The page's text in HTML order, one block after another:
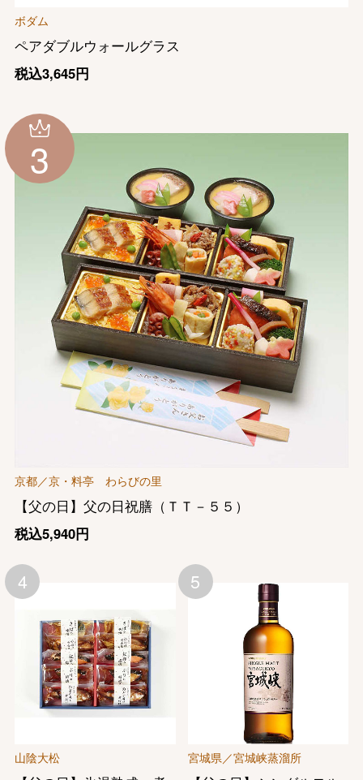
ボダム
ペアダブルウォールグラス
税込3,645円
京都／京・料亭 わらびの里
【父の日】父の日祝膳（ＴＴ－５５）
税込5,940円
3
山陰大松
4
宮城県／宮城峡蒸溜所
5